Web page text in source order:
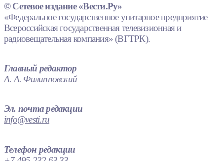
© Сетевое издание «Вести.Ру»
«Федеральное государственное унитарное предприятие
Всероссийская государственная телевизионная и
радиовещательная компания» (ВГТРК).
Главный редактор
А. А. Филипповский
Эл. почта редакции
info@vesti.ru
Телефон редакции